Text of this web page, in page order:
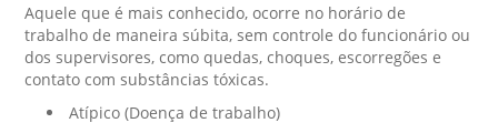
Aquele que é mais conhecido, ocorre no horário de
trabalho de maneira súbita, sem controle do funcionário ou
dos supervisores, como quedas, choques, escorregões e
contato com substâncias tóxicas.
Atípico (Doença de trabalho)